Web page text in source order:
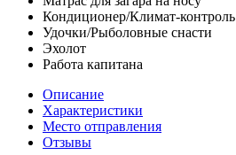
Кондиционер/Климат-контроль
Удочки/Рыболовные снасти
Эхолот
Работа капитана
Описание
Характеристики
Место отправления
Отзывы